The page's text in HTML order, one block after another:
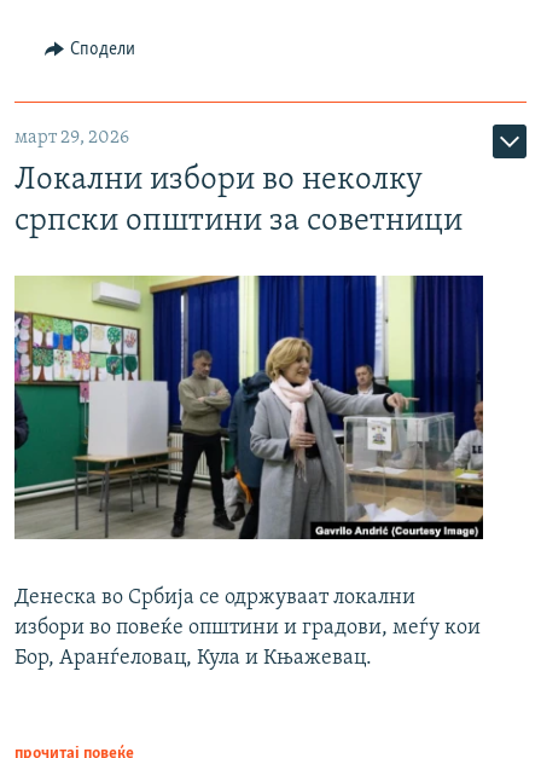
Сподели
март 29, 2026
Локални избори во неколку
српски општини за советници
Денеска во Србија се одржуваат локални
избори во повеќе општини и градови, меѓу кои
Бор, Аранѓеловац, Кула и Књажевац.
прочитај повеќе